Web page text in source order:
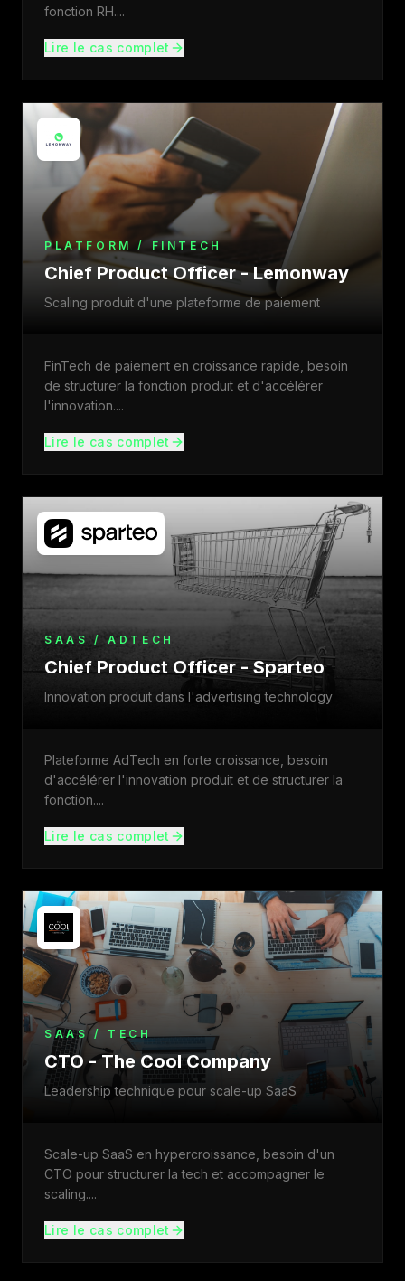
fonction RH....
Lire le cas complet
PLATFORM / FINTECH
Chief Product Officer - Lemonway
Scaling produit d'une plateforme de paiement
FinTech de paiement en croissance rapide, besoin
de structurer la fonction produit et d'accélérer
l'innovation....
Lire le cas complet
SAAS / ADTECH
Chief Product Officer - Sparteo
Innovation produit dans l'advertising technology
Plateforme AdTech en forte croissance, besoin
d'accélérer l'innovation produit et de structurer la
fonction....
Lire le cas complet
SAAS / TECH
CTO - The Cool Company
Leadership technique pour scale-up SaaS
Scale-up SaaS en hypercroissance, besoin d'un
CTO pour structurer la tech et accompagner le
scaling....
Lire le cas complet